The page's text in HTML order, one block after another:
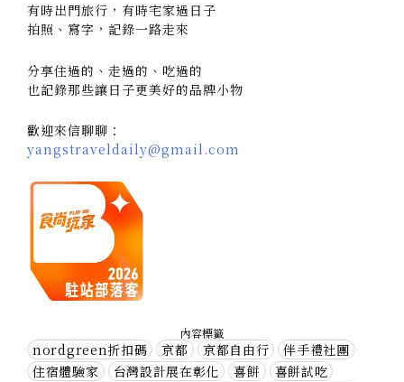
有時出門旅行，有時宅家過日子
拍照、寫字，記錄一路走來
分享住過的、走過的、吃過的
也記錄那些讓日子更美好的品牌小物
歡迎來信聊聊：
yangstraveldaily@gmail.com
內容標籤
nordgreen折扣碼 京都 京都自由行
伴手禮社團
住宿體驗家
台灣設計展在彰化 喜餅
喜餅試吃